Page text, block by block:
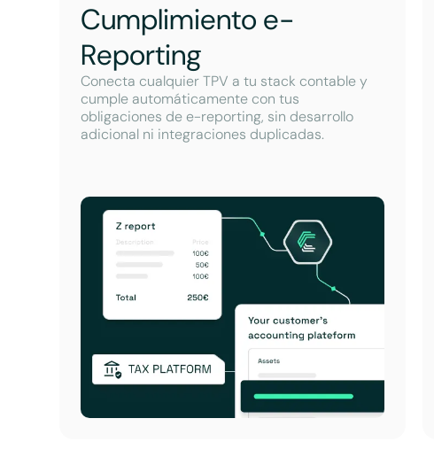
Cumplimiento e-
Reporting
Conecta cualquier TPV a tu stack contable y
cumple automáticamente con tus
obligaciones de e-reporting, sin desarrollo
adicional ni integraciones duplicadas.